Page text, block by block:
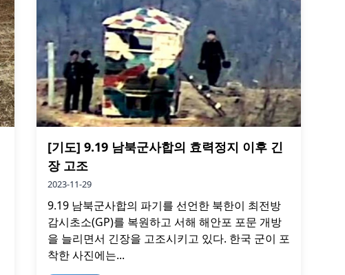
[기도] 9.19 남북군사합의 효력정지 이후 긴
장 고조
2023-11-29
9.19 남북군사합의 파기를 선언한 북한이 최전방
감시초소(GP)를 복원하고 서해 해안포 포문 개방
을 늘리면서 긴장을 고조시키고 있다. 한국 군이 포
착한 사진에는...